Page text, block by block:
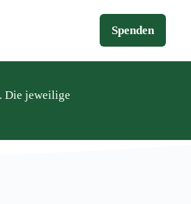
Spenden
Die jeweilige